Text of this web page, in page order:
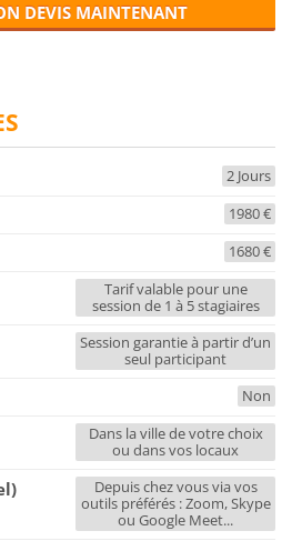
DEVIS MAINTENANT
2 Jours
1980 €
1680 €
Tarif valable pour une
session de 1 à 5 stagiaires
Session garantie à partir d’un
seul participant
Non
Dans la ville de votre choix
ou dans vos locaux
Depuis chez vous via vos
outils préférés : Zoom, Skype
ou Google Meet...